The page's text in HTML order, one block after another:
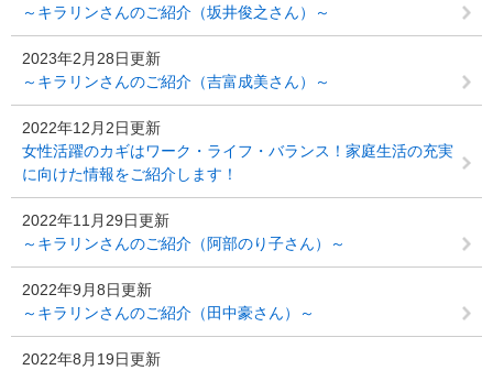
～キラリンさんのご紹介（坂井俊之さん）～
2023年2月28日更新
～キラリンさんのご紹介（吉富成美さん）～
2022年12月2日更新
女性活躍のカギはワーク・ライフ・バランス！家庭生活の充実
に向けた情報をご紹介します！
2022年11月29日更新
～キラリンさんのご紹介（阿部のり子さん）～
2022年9月8日更新
～キラリンさんのご紹介（田中豪さん）～
2022年8月19日更新